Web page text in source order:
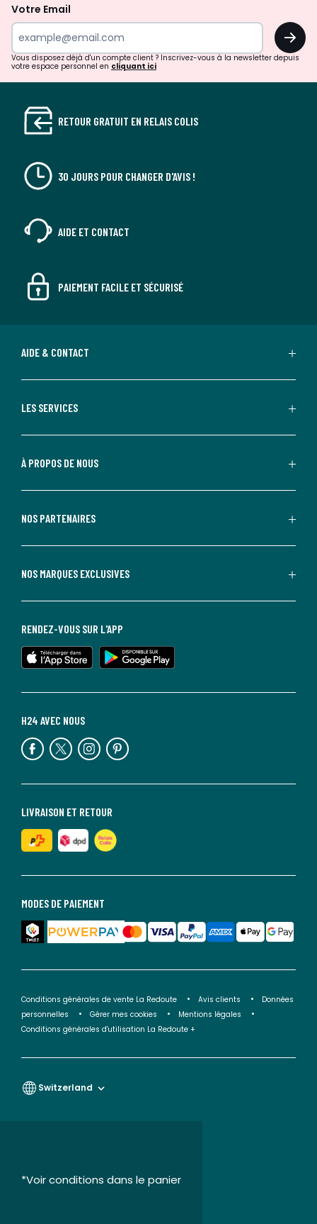
newsletter
Votre Email
OK
Vous disposez déjà d'un compte client ? Inscrivez-vous à la newsletter depuis
votre espace personnel en cliquant ici
RETOUR GRATUIT EN RELAIS COLIS
30 JOURS POUR CHANGER D'AVIS !
AIDE ET CONTACT
PAIEMENT FACILE ET SÉCURISÉ
AIDE & CONTACT
LES SERVICES
À PROPOS DE NOUS
NOS PARTENAIRES
NOS MARQUES EXCLUSIVES
MODES DE PAIEMENT
LIVRAISON ET RETOUR
H24 AVEC NOUS
RENDEZ-VOUS SUR L'APP
Conditions générales de vente La Redoute Avis clients
Données
personnelles
Gérer mes cookies
Mentions légales
Conditions générales d'utilisation La Redoute +
Switzerland
*Voir conditions dans le panier